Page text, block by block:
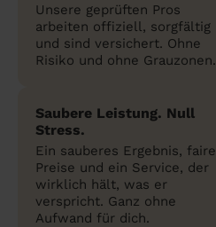
Unsere geprüften Pros
arbeiten offiziell, sorgfältig
und sind versichert. Ohne
Risiko und ohne Grauzonen.
Saubere Leistung. Null
Stress.
Ein sauberes Ergebnis, faire
Preise und ein Service, der
wirklich hält, was er
verspricht. Ganz ohne
Aufwand für dich.